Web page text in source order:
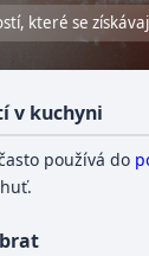
které se
v kuchyni
používá do